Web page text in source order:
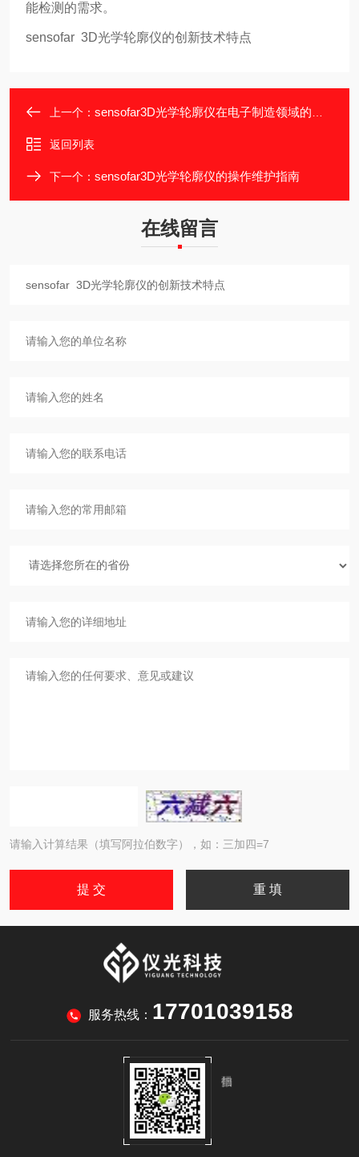
能检测的需求。
sensofar 3D光学轮廓仪的创新技术特点
上一个： sensofar3D光学轮廓仪在电子制造领域的应用
返回列表
下一个： sensofar3D光学轮廓仪的操作维护指南
在线留言
请输入计算结果（填写阿拉伯数字），如：三加四=7
服务热线： 17701039158